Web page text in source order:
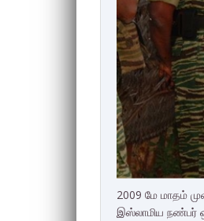
2009 மே மாதம்
இஸ்லாமிய நண்பர்